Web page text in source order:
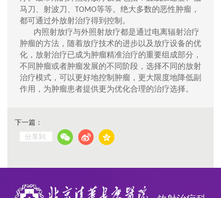
马刀、射波刀、
TOMO等等。绝大多数的恶性肿瘤，
都可通过外放射治疗得到控制。
内照射放疗与外照射放疗都是通过电离辐射治疗
肿瘤的方法，随着放疗技术的进步以及放疗设备的优
化，放射治疗已成为肿瘤精准治疗的重要组成部分，
不同肿瘤或者肿瘤发展的不同阶段，选择不同的放射
治疗模式，可以更好地控制肿瘤，更大限度地降低副
作用， 为肿瘤患者提供更为优化合理的治疗选择。
下一篇：
分享到: